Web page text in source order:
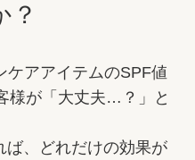
？
ケアアイテムのSPF値
様が「大丈夫…？」と
ば、どれだけの効果が